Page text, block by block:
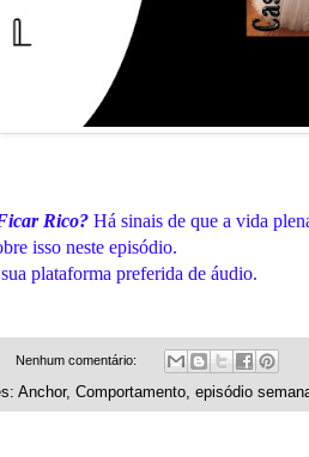
Rico? Há sinais de que a vida
isso neste episódio.
plataforma preferida de áudio.
Nenhum comentário:
Anchor, Comportamento, episódio